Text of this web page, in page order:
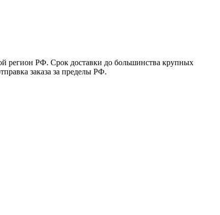
регион РФ. Срок доставки до большинства крупных
заказа за пределы РФ.